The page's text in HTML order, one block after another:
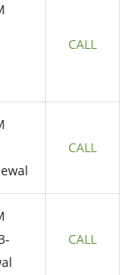
CALL
CALL
CALL